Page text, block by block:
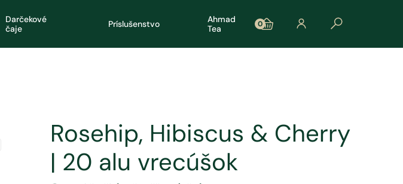
Darčekové
čaje
Príslušenstvo
Ahmad
Tea
0
Rosehip, Hibiscus & Cherry
| 20 alu vrecúšok